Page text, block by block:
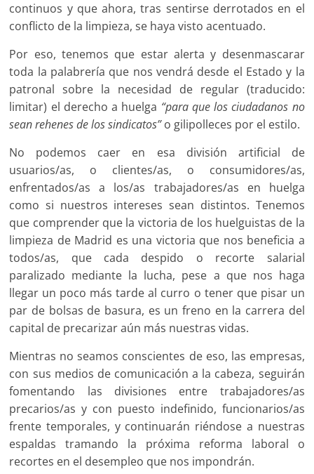
continuos y que ahora, tras sentirse derrotados en el
conflicto de la limpieza, se haya visto acentuado.
Por eso, tenemos que estar alerta y desenmascarar
toda la palabrería que nos vendrá desde el Estado y la
patronal sobre la necesidad de regular (traducido:
limitar) el derecho a huelga “para que los ciudadanos no
sean rehenes de los sindicatos”o gilipolleces por el estilo.
No podemos caer en esa división artificial de
usuarios/as, o clientes/as, o consumidores/as,
enfrentados/as a los/as trabajadores/as en huelga
como si nuestros intereses sean distintos. Tenemos
que comprender que la victoria de los huelguistas de la
limpieza de Madrid es una victoria que nos beneficia a
todos/as, que cada despido o recorte salarial
paralizado mediante la lucha, pese a que nos haga
llegar un poco más tarde al curro o tener que pisar un
par de bolsas de basura, es un freno en la carrera del
capital de precarizar aún más nuestras vidas.
Mientras no seamos conscientes de eso, las empresas,
con sus medios de comunicación a la cabeza, seguirán
fomentando las divisiones entre trabajadores/as
precarios/as y con puesto indefinido, funcionarios/as
frente temporales, y continuarán riéndose a nuestras
espaldas tramando la próxima reforma laboral o
recortes en el desempleo que nos impondrán.